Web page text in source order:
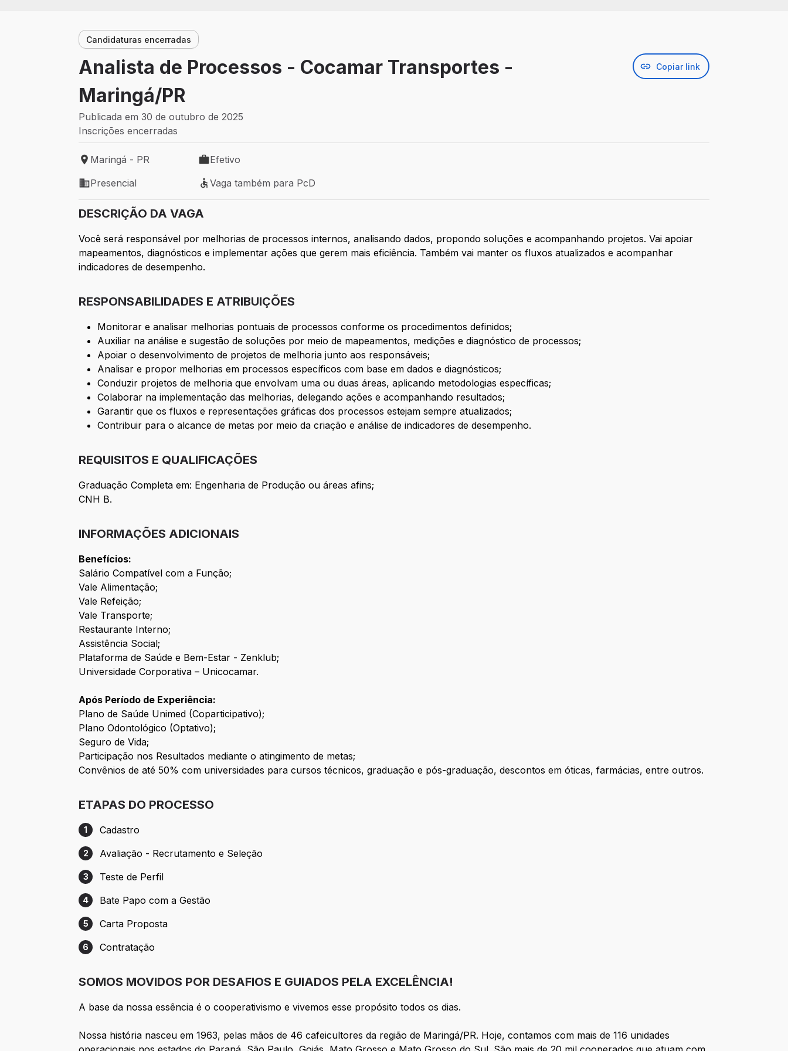
Candidaturas encerradas
Analista de Processos - Cocamar Transportes -
Maringá/PR
Copiar link
Publicada em 30 de outubro de 2025
Inscrições encerradas
Local de trabalho: Maringá - PR
Maringá - PR
Tipo de vaga: Efetivo
Efetivo
Modelo de trabalho: Presencial
Presencial
Vaga também para PcD
Vaga também para PcD
DESCRIÇÃO DA VAGA
Você será responsável por melhorias de processos internos, analisando dados, propondo soluções e acompanhando projetos. Vai apoiar
mapeamentos, diagnósticos e implementar ações que gerem mais eficiência. Também vai manter os fluxos atualizados e acompanhar
indicadores de desempenho.
RESPONSABILIDADES E ATRIBUIÇÕES
Monitorar e analisar melhorias pontuais de processos conforme os procedimentos definidos;
Auxiliar na análise e sugestão de soluções por meio de mapeamentos, medições e diagnóstico de processos;
Apoiar o desenvolvimento de projetos de melhoria junto aos responsáveis;
Analisar e propor melhorias em processos específicos com base em dados e diagnósticos;
Conduzir projetos de melhoria que envolvam uma ou duas áreas, aplicando metodologias específicas;
Colaborar na implementação das melhorias, delegando ações e acompanhando resultados;
Garantir que os fluxos e representações gráficas dos processos estejam sempre atualizados;
Contribuir para o alcance de metas por meio da criação e análise de indicadores de desempenho.
REQUISITOS E QUALIFICAÇÕES
Graduação Completa em: Engenharia de Produção ou áreas afins;
CNH B.
INFORMAÇÕES ADICIONAIS
Benefícios:
Salário Compatível com a Função;
Vale Alimentação;
Vale Refeição;
Vale Transporte;
Restaurante Interno;
Assistência Social;
Plataforma de Saúde e Bem-Estar - Zenklub;
Universidade Corporativa – Unicocamar.
Após Período de Experiência:
Plano de Saúde Unimed (Coparticipativo);
Plano Odontológico (Optativo);
Seguro de Vida;
Participação nos Resultados mediante o atingimento de metas;
Convênios de até 50% com universidades para cursos técnicos, graduação e pós-graduação, descontos em óticas, farmácias, entre outros.
ETAPAS DO PROCESSO
Etapa 1: Cadastro
1 Cadastro
Etapa 2: Avaliação - Recrutamento e Seleção
2 Avaliação - Recrutamento e Seleção
Etapa 3: Teste de Perfil
3 Teste de Perfil
Etapa 4: Bate Papo com a Gestão
4 Bate Papo com a Gestão
Etapa 5: Carta Proposta
5 Carta Proposta
Etapa 6: Contratação
6 Contratação
SOMOS MOVIDOS POR DESAFIOS E GUIADOS PELA EXCELÊNCIA!
A base da nossa essência é o cooperativismo e vivemos esse propósito todos os dias.
Nossa história nasceu em 1963, pelas mãos de 46 cafeicultores da região de Maringá/PR. Hoje, contamos com mais de 116 unidades